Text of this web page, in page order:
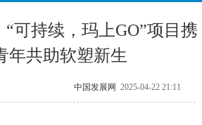
可持续，玛上GO”项目携
年共助软塑新生
中国发展网 2025-04-22 21:11